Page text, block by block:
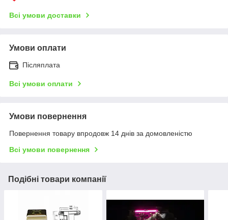
Всі умови доставки
Умови оплати
Післяплата
Всі умови оплати
Умови повернення
Повернення товару впродовж 14 днів за домовленістю
Всі умови повернення
Подібні товари компанії